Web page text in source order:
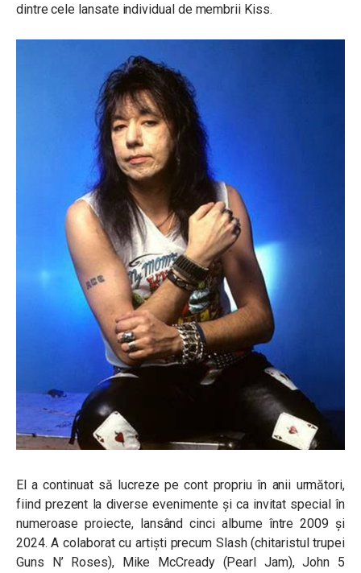
dintre cele lansate individual de membrii Kiss.
El a continuat să lucreze pe cont propriu în anii următori,
fiind prezent la diverse evenimente și ca invitat special în
numeroase proiecte, lansând cinci albume între 2009 și
2024. A colaborat cu artiști precum Slash (chitaristul trupei
Guns N’ Roses), Mike McCready (Pearl Jam), John 5